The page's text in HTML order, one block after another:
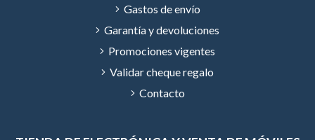
Gastos de envío
Garantía y devoluciones
Promociones vigentes
Validar cheque regalo
Contacto